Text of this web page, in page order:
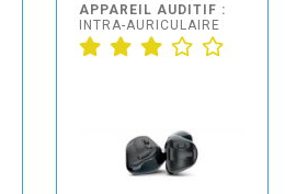
APPAREIL AUDITIF :
INTRA-AURICULAIRE